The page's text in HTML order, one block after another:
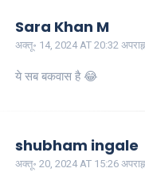
Sara Khan M
अक्तू॰ 14, 2024 AT 20:32
ये सब बकवास है 😂
shubham ingale
अक्तू॰ 20, 2024 AT 15:26